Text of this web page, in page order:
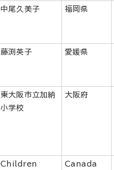
中尾久美子 福岡県
藤渕英子 愛媛県
東大阪市立加納
小学校
大阪府
Children
Canada